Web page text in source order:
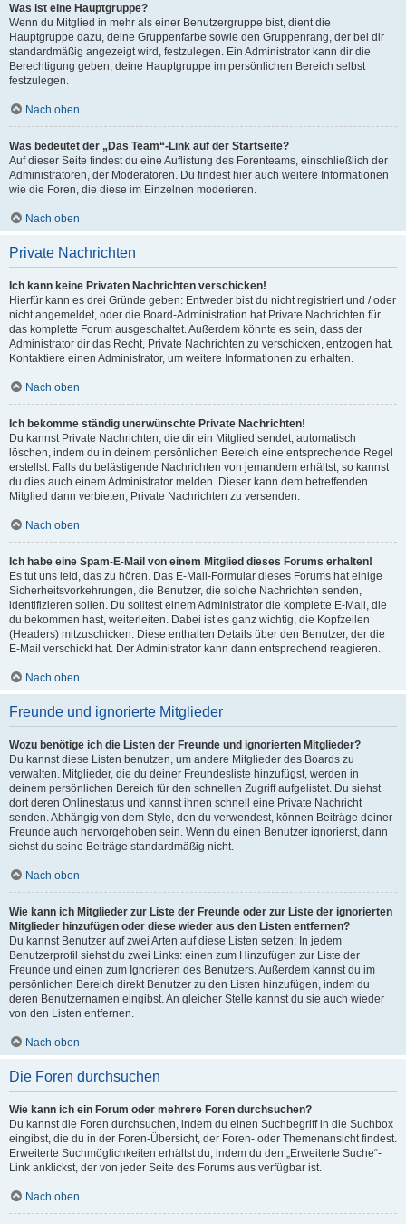
Was ist eine Hauptgruppe?
Wenn du Mitglied in mehr als einer Benutzergruppe bist, dient die
Hauptgruppe dazu, deine Gruppenfarbe sowie den Gruppenrang, der bei dir
standardmäßig angezeigt wird, festzulegen. Ein Administrator kann dir die
Berechtigung geben, deine Hauptgruppe im persönlichen Bereich selbst
festzulegen.
Nach oben
Was bedeutet der „Das Team“-Link auf der Startseite?
Auf dieser Seite findest du eine Auflistung des Forenteams, einschließlich der
Administratoren, der Moderatoren. Du findest hier auch weitere Informationen
wie die Foren, die diese im Einzelnen moderieren.
Nach oben
Private Nachrichten
Ich kann keine Privaten Nachrichten verschicken!
Hierfür kann es drei Gründe geben: Entweder bist du nicht registriert und / oder
nicht angemeldet, oder die Board-Administration hat Private Nachrichten für
das komplette Forum ausgeschaltet. Außerdem könnte es sein, dass der
Administrator dir das Recht, Private Nachrichten zu verschicken, entzogen hat.
Kontaktiere einen Administrator, um weitere Informationen zu erhalten.
Nach oben
Ich bekomme ständig unerwünschte Private Nachrichten!
Du kannst Private Nachrichten, die dir ein Mitglied sendet, automatisch
löschen, indem du in deinem persönlichen Bereich eine entsprechende Regel
erstellst. Falls du belästigende Nachrichten von jemandem erhältst, so kannst
du dies auch einem Administrator melden. Dieser kann dem betreffenden
Mitglied dann verbieten, Private Nachrichten zu versenden.
Nach oben
Ich habe eine Spam-E-Mail von einem Mitglied dieses Forums erhalten!
Es tut uns leid, das zu hören. Das E-Mail-Formular dieses Forums hat einige
Sicherheitsvorkehrungen, die Benutzer, die solche Nachrichten senden,
identifizieren sollen. Du solltest einem Administrator die komplette E-Mail, die
du bekommen hast, weiterleiten. Dabei ist es ganz wichtig, die Kopfzeilen
(Headers) mitzuschicken. Diese enthalten Details über den Benutzer, der die
E-Mail verschickt hat. Der Administrator kann dann entsprechend reagieren.
Nach oben
Freunde und ignorierte Mitglieder
Wozu benötige ich die Listen der Freunde und ignorierten Mitglieder?
Du kannst diese Listen benutzen, um andere Mitglieder des Boards zu
verwalten. Mitglieder, die du deiner Freundesliste hinzufügst, werden in
deinem persönlichen Bereich für den schnellen Zugriff aufgelistet. Du siehst
dort deren Onlinestatus und kannst ihnen schnell eine Private Nachricht
senden. Abhängig von dem Style, den du verwendest, können Beiträge deiner
Freunde auch hervorgehoben sein. Wenn du einen Benutzer ignorierst, dann
siehst du seine Beiträge standardmäßig nicht.
Nach oben
Wie kann ich Mitglieder zur Liste der Freunde oder zur Liste der ignorierten
Mitglieder hinzufügen oder diese wieder aus den Listen entfernen?
Du kannst Benutzer auf zwei Arten auf diese Listen setzen: In jedem
Benutzerprofil siehst du zwei Links: einen zum Hinzufügen zur Liste der
Freunde und einen zum Ignorieren des Benutzers. Außerdem kannst du im
persönlichen Bereich direkt Benutzer zu den Listen hinzufügen, indem du
deren Benutzernamen eingibst. An gleicher Stelle kannst du sie auch wieder
von den Listen entfernen.
Nach oben
Die Foren durchsuchen
Wie kann ich ein Forum oder mehrere Foren durchsuchen?
Du kannst die Foren durchsuchen, indem du einen Suchbegriff in die Suchbox
eingibst, die du in der Foren-Übersicht, der Foren- oder Themenansicht findest.
Erweiterte Suchmöglichkeiten erhältst du, indem du den „Erweiterte Suche“-
Link anklickst, der von jeder Seite des Forums aus verfügbar ist.
Nach oben